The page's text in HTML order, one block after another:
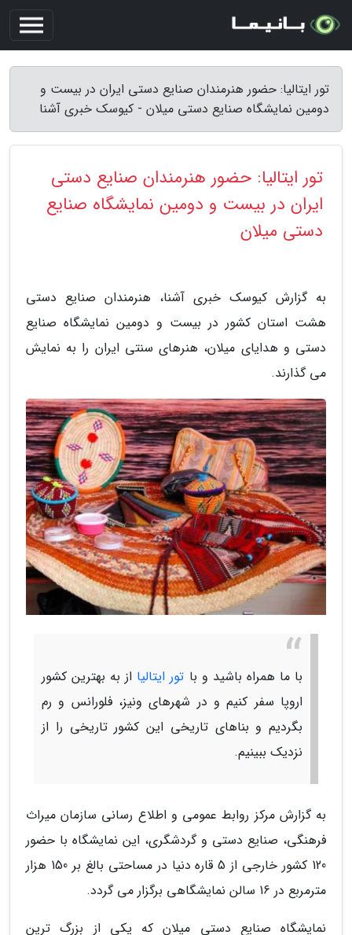
تور ایتالیا: حضور هنرمندان صنایع دستی ایران در بیست و
دومین نمایشگاه صنایع دستی میلان - کیوسک خبری آشنا
تور ایتالیا: حضور هنرمندان صنایع دستی
ایران در بیست و دومین نمایشگاه صنایع
دستی میلان
به گزارش کیوسک خبری آشنا، هنرمندان صنایع دستی
هشت استان کشور در بیست و دومین نمایشگاه صنایع
دستی و هدایای میلان، هنرهای سنتی ایران را به نمایش
می گذارند.
با ما همراه باشید و با تور ایتالیا از به بهترین کشور
اروپا سفر کنیم و در شهرهای ونیز، فلورانس و رم
بگردیم و بناهای تاریخی این کشور تاریخی را از
نزدیک ببینیم.
به گزارش مرکز روابط عمومی و اطلاع رسانی سازمان میراث
فرهنگی، صنایع دستی و گردشگری، این نمایشگاه با حضور
120 کشور خارجی از 5 قاره دنیا در مساحتی بالغ بر 150 هزار
مترمربع در 16 سالن نمایشگاهی برگزار می گردد.
نمایشگاه صنایع دستی میلان که یکی از بزرگ ترین